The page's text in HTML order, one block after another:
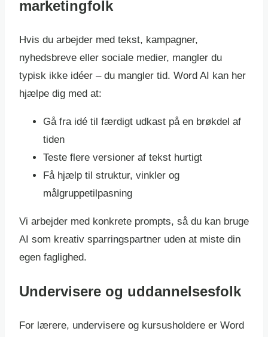
marketingfolk
Hvis du arbejder med tekst, kampagner,
nyhedsbreve eller sociale medier, mangler du
typisk ikke idéer – du mangler tid. Word AI kan her
hjælpe dig med at:
Gå fra idé til færdigt udkast på en brøkdel af
tiden
Teste flere versioner af tekst hurtigt
Få hjælp til struktur, vinkler og
målgruppetilpasning
Vi arbejder med konkrete prompts, så du kan bruge
AI som kreativ sparringspartner uden at miste din
egen faglighed.
Undervisere og uddannelsesfolk
For lærere, undervisere og kursusholdere er Word